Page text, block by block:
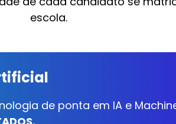
escola.
de ponta em IA e